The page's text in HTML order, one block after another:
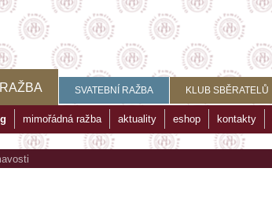
SVATEBNÍ RAŽBA KLUB SBĚRATELŮ
mimořádná ražba aktuality eshop kontakty